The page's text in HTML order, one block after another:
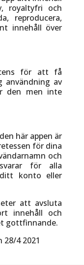
royaltyfri och
reproducera,
innehåll över
för att få
användning av
den men inte
här appen är
för dina
och
för alla
konto eller
att avsluta
innehåll och
gottfinnande.
28/4 2021